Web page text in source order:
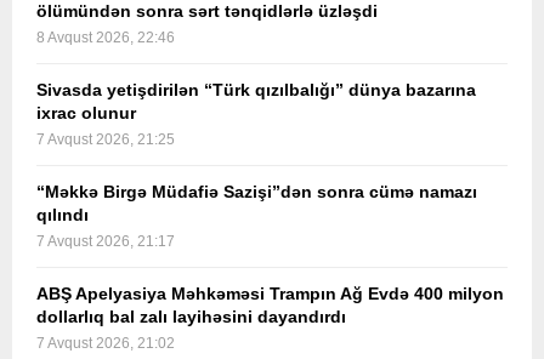
ölümündən sonra sərt tənqidlərlə üzləşdi
8 Avqust 2026, 22:46
Sivasda yetişdirilən “Türk qızılbalığı” dünya bazarına
ixrac olunur
7 Avqust 2026, 21:25
“Məkkə Birgə Müdafiə Sazişi”dən sonra cümə namazı
qılındı
7 Avqust 2026, 21:17
ABŞ Apelyasiya Məhkəməsi Trampın Ağ Evdə 400 milyon
dollarlıq bal zalı layihəsini dayandırdı
7 Avqust 2026, 21:02